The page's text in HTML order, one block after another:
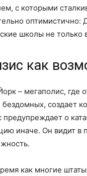
с которыми
оптимистично:
школы не только
как
– мегаполис, где
бездомных, создает
предупреждает о
иначе. Он видит в
как многие